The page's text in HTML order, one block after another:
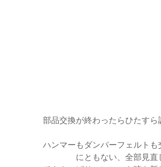
部品交換が終わったらひたす
ハンマーもダンパーフェルト
にともない、全部見直